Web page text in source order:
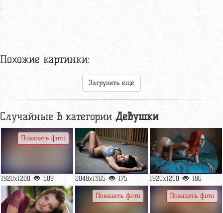
Похожие картинки:
Загрузить ещё
Случайные в категории Девушки
1920x1200 509
Показать фото
2048x1365 175 1920x1200 186
Показать фото Показать фото